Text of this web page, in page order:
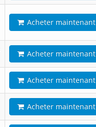
Acheter maintenant
Acheter maintenant
Acheter maintenant
Acheter maintenant